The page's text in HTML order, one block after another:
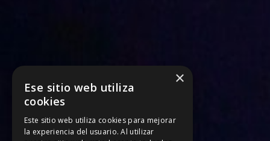
×
Ese sitio web utiliza
cookies
Este sitio web utiliza cookies para mejorar
la experiencia del usuario. Al utilizar